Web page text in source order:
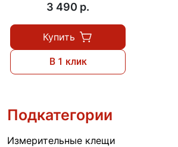
3 490 p.
Купить
В 1 клик
Подкатегории
Измерительные клещи